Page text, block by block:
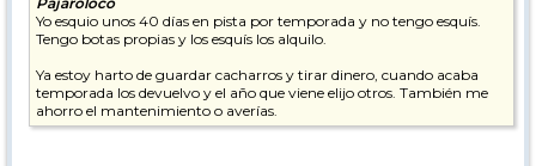
Yo esquio unos 40 días en pista por temporada y no tengo esquís.
Tengo botas propias y los esquís los alquilo.
Ya estoy harto de guardar cacharros y tirar dinero, cuando acaba
temporada los devuelvo y el año que viene elijo otros. También me
ahorro el mantenimiento o averías.